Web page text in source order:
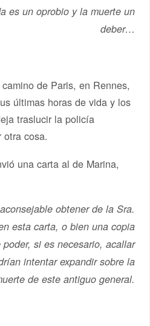
es un oprobio y la muerte un
deber…
de Paris, en Rennes,
últimas horas de vida y los
traslucir la policía
otra cosa.
una carta al de Marina,
obtener de la Sra.
esta carta, o bien una copia
si es necesario, acallar
intentar expandir sobre la
de este antiguo general.